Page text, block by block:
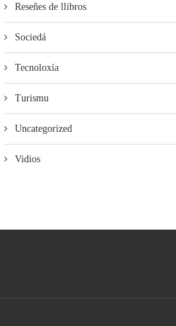
Reseñes de llibros
Sociedá
Tecnoloxía
Turismu
Uncategorized
Vidios